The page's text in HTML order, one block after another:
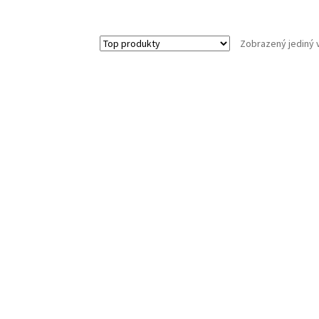
Zobrazený jediný